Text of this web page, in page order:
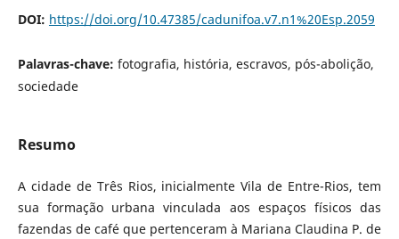
DOI: https://doi.org/10.47385/cadunifoa.v7.n1%20Esp.2059
Palavras-chave: fotografia, história, escravos, pós-abolição,
sociedade
Resumo
A cidade de Três Rios, inicialmente Vila de Entre-Rios, tem
sua formação urbana vinculada aos espaços físicos das
fazendas de café que pertenceram à Mariana Claudina P. de